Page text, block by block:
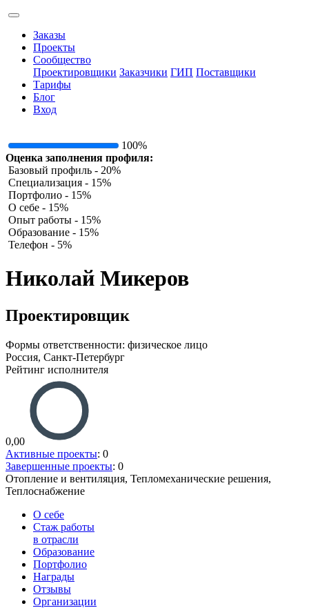
Заказы
Проекты
Сообщество
Проектировщики Заказчики ГИП Поставщики
Тарифы
Блог
Вход
100%
Оценка заполнения профиля:
Базовый профиль - 20%
Специализация - 15%
Портфолио - 15%
О себе - 15%
Опыт работы - 15%
Образование - 15%
Телефон - 5%
Николай Микеров
Проектировщик
Формы ответственности: физическое лицо
Россия, Санкт-Петербург
Рейтинг исполнителя
0,00
Активные проекты: 0
Завершенные проекты: 0
Отопление и вентиляция, Тепломеханические решения,
Теплоснабжение
О себе
Стаж работы
в отрасли
Образование
Портфолио
Награды
Отзывы
Организации